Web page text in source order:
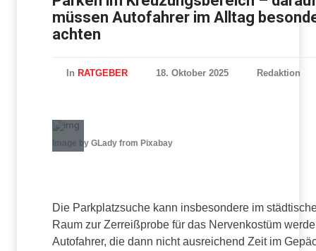
müssen Autofahrer im Alltag
achten
In RATGEBER 18. Oktober 2025 Redaktion
Image by GLady from Pixabay
Die Parkplatzsuche kann insbesondere im
Raum zur Zerreißprobe für das Nervenkostüm
Autofahrer, die dann nicht ausreichend Zeit im